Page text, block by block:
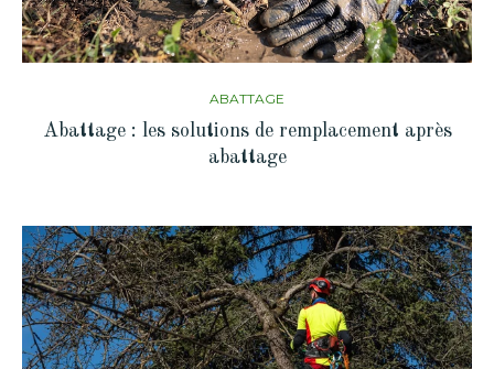
ABATTAGE
Abattage : les solutions de remplacement après
abattage